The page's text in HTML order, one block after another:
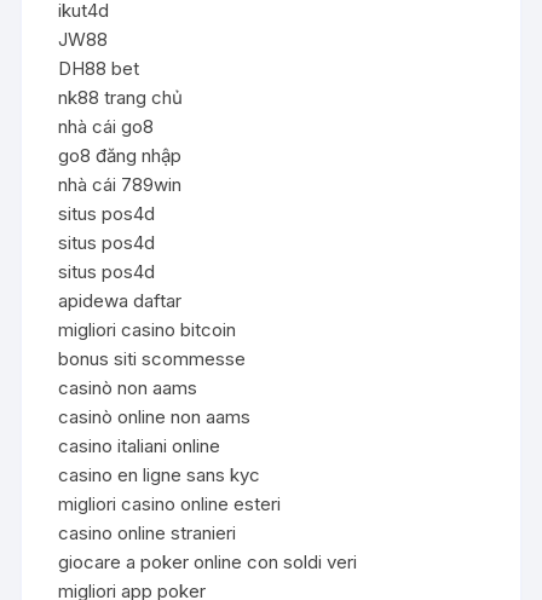
ikut4d
JW88
DH88 bet
nk88 trang chủ
nhà cái go8
go8 đăng nhập
nhà cái 789win
situs pos4d
situs pos4d
situs pos4d
apidewa daftar
migliori casino bitcoin
bonus siti scommesse
casinò non aams
casinò online non aams
casino italiani online
casino en ligne sans kyc
migliori casino online esteri
casino online stranieri
giocare a poker online con soldi veri
migliori app poker